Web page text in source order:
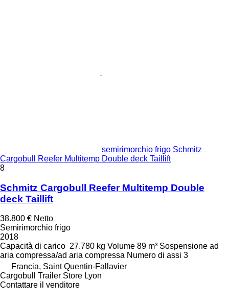
semirimorchio frigo Schmitz
Cargobull Reefer Multitemp Double deck Taillift
8
Schmitz Cargobull Reefer Multitemp Double
deck Taillift
38.800 € Netto
Semirimorchio frigo
2018
Capacità di carico 27.780 kg Volume 89 m³ Sospensione ad
aria compressa/ad aria compressa Numero di assi 3
Francia, Saint Quentin-Fallavier
Cargobull Trailer Store Lyon
Contattare il venditore